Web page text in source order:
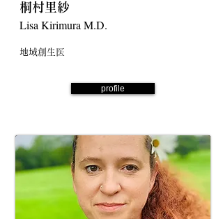
桐村里紗
Lisa Kirimura M.D.
地域創生医
profile